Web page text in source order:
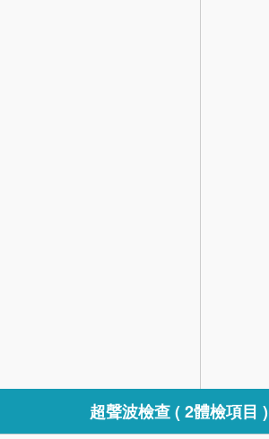
超聲波檢查 ( 2體檢項目 )